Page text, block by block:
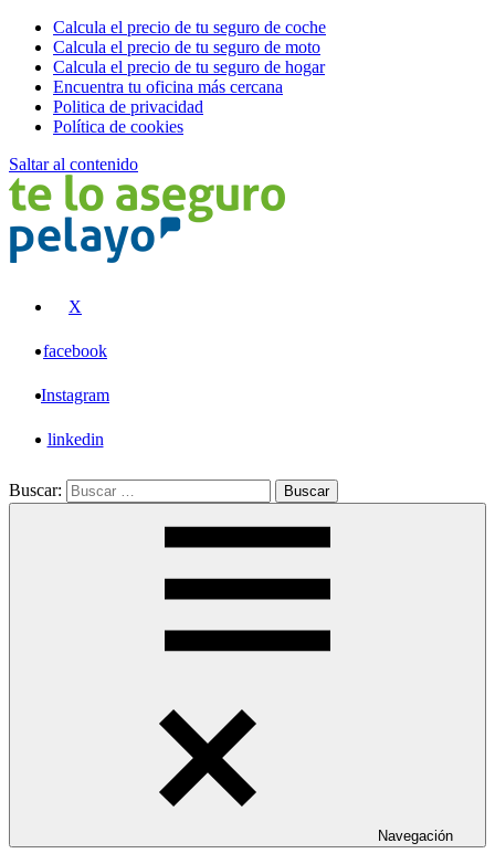
Calcula el precio de tu seguro de coche
Calcula el precio de tu seguro de moto
Calcula el precio de tu seguro de hogar
Encuentra tu oficina más cercana
Politica de privacidad
Política de cookies
Saltar al contenido
X
facebook
Instagram
linkedin
Buscar: Buscar
Navegación